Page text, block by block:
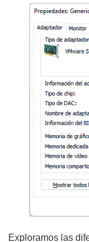
Exploramos las